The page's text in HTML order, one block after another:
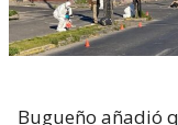
Bugueño añadió